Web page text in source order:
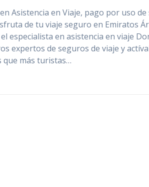
Asistencia en Viaje, pago por uso
de tu viaje seguro en Emiratos
especialista en asistencia en viaje
expertos de seguros de viaje y
que más turistas…